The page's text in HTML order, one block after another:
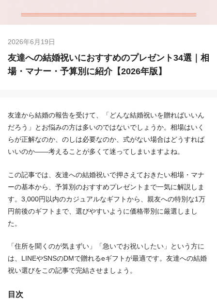
2026年6月19日
友達への結婚祝いにおすすめのプレゼント34選｜相
場・マナー・予算別に紹介【2026年版】
友達から結婚の報告を受けて、「どんな結婚祝いを贈ればいいん
だろう」とお悩みの方は多いのではないでしょうか。相場はいく
らが正解なのか、のしは必要なのか、式がない場合はどうすれば
いいのか——考えることが多くて迷ってしまいますよね。
この記事では、友達への結婚祝いで押さえておきたい相場・マナ
ーの基本から、予算別のおすすめプレゼントまで一気に解説しま
す。3,000円以内のカジュアルなギフトから、親友への特別な1万
円前後のギフトまで、選びやすいように価格帯別に厳選しまし
た。
「住所を聞くのが気まずい」「急いでお祝いしたい」という方に
は、LINEやSNSのDMで贈れるeギフトが最適です。友達への結婚
祝い選びをこの記事で完結させましょう。
目次